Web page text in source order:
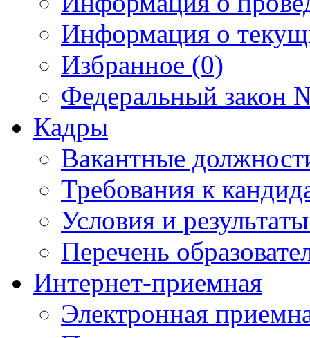
Информация о
Избранное (0)
Федеральный закон
Кадры
Вакантные
Требования к
Условия и
Перечень
Интернет-приемная
Электронная